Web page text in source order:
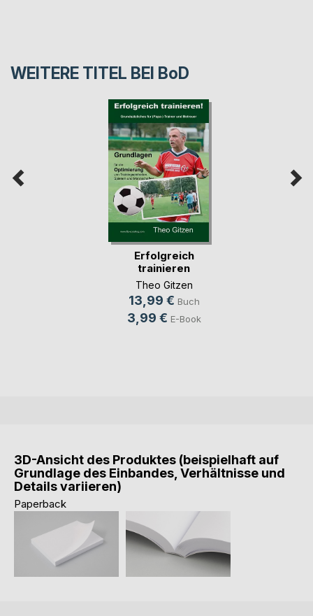
WEITERE TITEL BEI BoD
Erfolgreich
trainieren
Theo Gitzen
13,99 € Buch
3,99 € E-Book
3D-Ansicht des Produktes (beispielhaft auf
Grundlage des Einbandes, Verhältnisse und
Details variieren)
Paperback